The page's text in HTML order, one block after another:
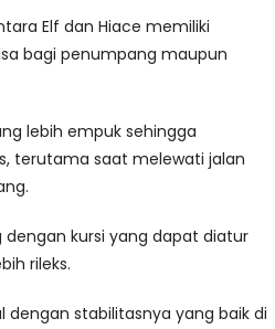
Elf dan Hiace memiliki
bagi penumpang maupun
lebih empuk sehingga
terutama saat melewati jalan
dengan kursi yang dapat diatur
rileks.
dengan stabilitasnya yang baik di